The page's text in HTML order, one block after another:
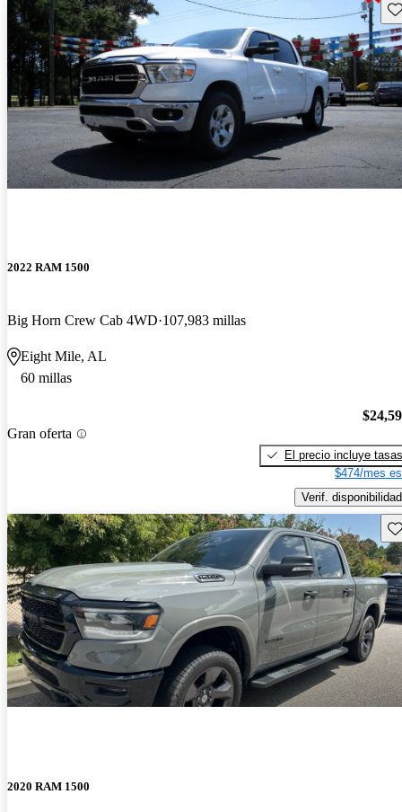
2022 RAM 1500
Big Horn Crew Cab 4WD 107,983 millas
Eight Mile, AL
60 millas
Gran oferta
El precio incluye tasas
$474/mes
Verif. disponibilidad
2020 RAM 1500